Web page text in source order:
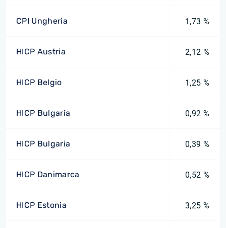
CPI Ungheria 1,73 %
HICP Austria 2,12 %
HICP Belgio 1,25 %
HICP Bulgaria 0,92 %
HICP Bulgaria 0,39 %
HICP Danimarca 0,52 %
HICP Estonia 3,25 %